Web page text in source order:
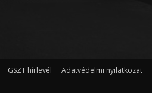
GSZT hírlevél Adatvédelmi nyilatkozat